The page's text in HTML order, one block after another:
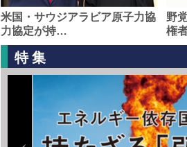
米国・サウジアラビア原子力協
力協定が持…
野
権
特集